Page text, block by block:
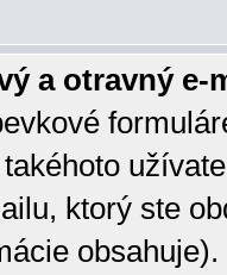
a otravný e-
ktorý ste